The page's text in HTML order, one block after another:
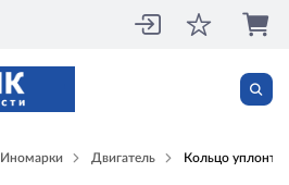
Иномарки Двигатель Кольцо